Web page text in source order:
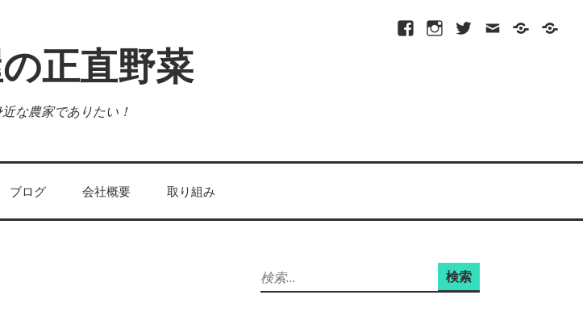
FacebookInstagramTwitter
メ
プ
ポ
シ
site-
正直野菜
な農家でありたい！
ブログ 会社概要 取り組み
検
索: